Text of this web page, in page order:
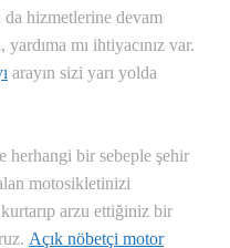
da hizmetlerine devam
mı ihtiyacınız var.
arayın sizi yarı yolda
herhangi bir sebeple şehir
motosikletinizi
arzu ettiğiniz bir
Açık nöbetçi motor